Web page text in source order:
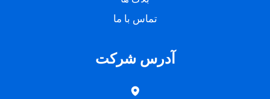
تماس با ما
آدرس شرکت